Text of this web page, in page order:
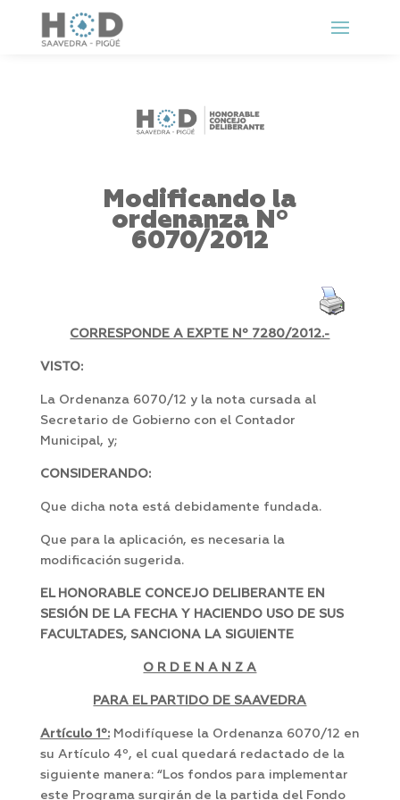
Modificando la
ordenanza Nº
6070/2012
CORRESPONDE A EXPTE Nº 7280/2012.-
VISTO:
La Ordenanza 6070/12 y la nota cursada al
Secretario de Gobierno con el Contador
Municipal, y;
CONSIDERANDO:
Que dicha nota está debidamente fundada.
Que para la aplicación, es necesaria la
modificación sugerida.
EL HONORABLE CONCEJO DELIBERANTE EN
SESIÓN DE LA FECHA Y HACIENDO USO DE SUS
FACULTADES, SANCIONA LA SIGUIENTE
O R D E N A N Z A
PARA EL PARTIDO DE SAAVEDRA
Artículo 1º:Modifíquese la Ordenanza 6070/12 en
su Artículo 4º, el cual quedará redactado de la
siguiente manera: “Los fondos para implementar
este Programa surgirán de la partida del Fondo